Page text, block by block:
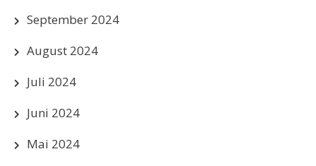
September 2024
August 2024
Juli 2024
Juni 2024
Mai 2024